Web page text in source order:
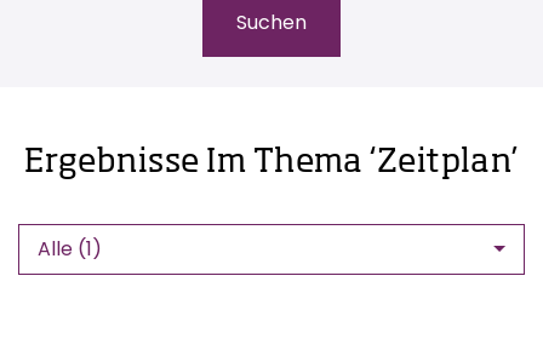
Ergebnisse Im Thema ‘Zeitplan’
Alle (1)